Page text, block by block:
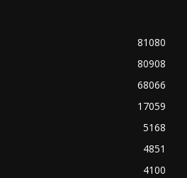
81080
80908
68066
17059
5168
4851
4100